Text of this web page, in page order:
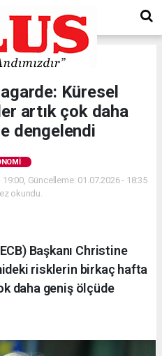
Küresel
artık çok daha
dengelendi
Güncelleme: 01.07.2026 - 18:35
okundu.
Başkanı Christine
risklerin birkaç hafta
daha geniş ölçüde